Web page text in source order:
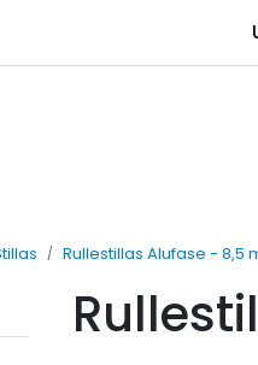
Rullestillas Alufase - 8,5